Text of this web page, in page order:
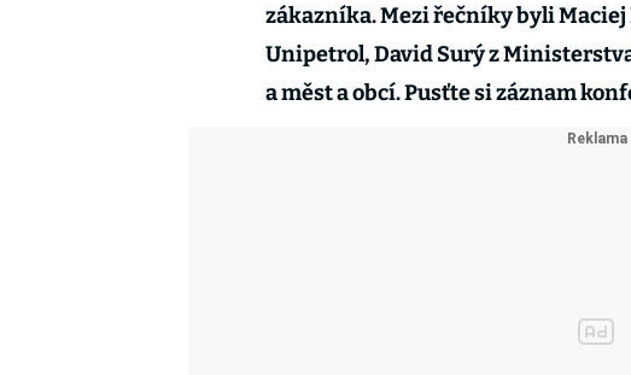
zákazníka. Mezi řečníky byli Maciej
Unipetrol, David Surý z
a měst a obcí. Pusťte si záznam